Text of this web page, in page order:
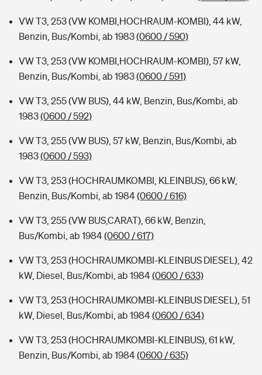
VW T3, 253 (VW KOMBI,HOCHRAUM-KOMBI), 44 kW,
Benzin, Bus/Kombi, ab 1983(0600 / 590)
VW T3, 253 (VW KOMBI,HOCHRAUM-KOMBI), 57 kW,
Benzin, Bus/Kombi, ab 1983(0600 / 591)
VW T3, 255 (VW BUS), 44 kW, Benzin, Bus/Kombi, ab
1983(0600 / 592)
VW T3, 255 (VW BUS), 57 kW, Benzin, Bus/Kombi, ab
1983(0600 / 593)
VW T3, 253 (HOCHRAUMKOMBI, KLEINBUS), 66 kW,
Benzin, Bus/Kombi, ab 1984(0600 / 616)
VW T3, 255 (VW BUS,CARAT), 66 kW, Benzin,
Bus/Kombi, ab 1984(0600 / 617)
VW T3, 253 (HOCHRAUMKOMBI-KLEINBUS DIESEL), 42
kW, Diesel, Bus/Kombi, ab 1984(0600 / 633)
VW T3, 253 (HOCHRAUMKOMBI-KLEINBUS DIESEL), 51
kW, Diesel, Bus/Kombi, ab 1984(0600 / 634)
VW T3, 253 (HOCHRAUMKOMBI-KLEINBUS), 61 kW,
Benzin, Bus/Kombi, ab 1984(0600 / 635)